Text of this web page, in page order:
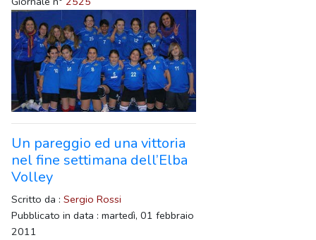
Un pareggio ed una vittoria
nel fine settimana dell’Elba
Volley
Scritto da : Sergio Rossi
Pubblicato in data : martedì, 01 febbraio
2011